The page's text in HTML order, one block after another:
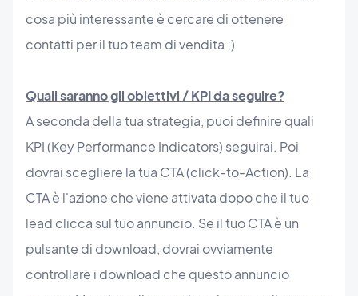
cosa più interessante è cercare di ottenere
contatti per il tuo team di vendita ;)
Quali saranno gli obiettivi / KPI da seguire?
A seconda della tua strategia, puoi definire quali
KPI (Key Performance Indicators) seguirai. Poi
dovrai scegliere la tua CTA (click-to-Action). La
CTA è l'azione che viene attivata dopo che il tuo
lead clicca sul tuo annuncio. Se il tuo CTA è un
pulsante di download, dovrai ovviamente
controllare i download che questo annuncio